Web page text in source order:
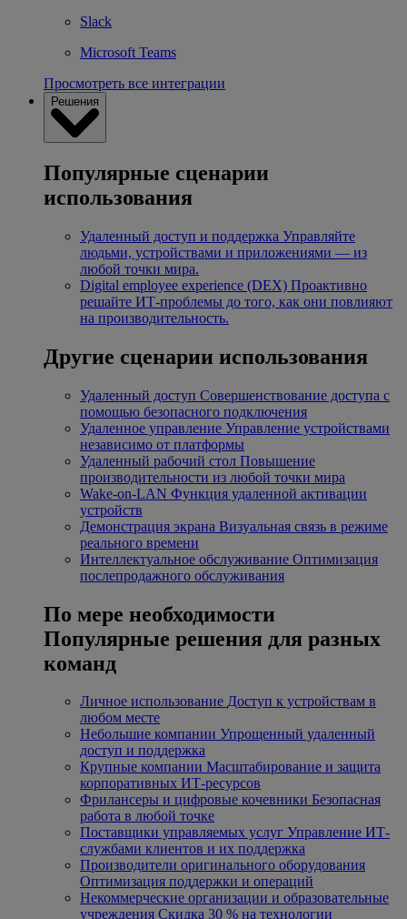
Slack
Microsoft Teams
Просмотреть все интеграции
Решения
Популярные сценарии
использования
Удаленный доступ и поддержка Управляйте
людьми, устройствами и приложениями — из
любой точки мира.
Digital employee experience (DEX) Проактивно
решайте ИТ-проблемы до того, как они повлияют
на производительность.
Другие сценарии использования
Удаленный доступ Совершенствование доступа с
помощью безопасного подключения
Удаленное управление Управление устройствами
независимо от платформы
Удаленный рабочий стол Повышение
производительности из любой точки мира
Wake-on-LAN Функция удаленной активации
устройств
Демонстрация экрана Визуальная связь в режиме
реального времени
Интеллектуальное обслуживание Оптимизация
послепродажного обслуживания
По мере необходимости
Популярные решения для разных
команд
Личное использование Доступ к устройствам в
любом месте
Небольшие компании Упрощенный удаленный
доступ и поддержка
Крупные компании Масштабирование и защита
корпоративных ИТ-ресурсов
Фрилансеры и цифровые кочевники Безопасная
работа в любой точке
Поставщики управляемых услуг Управление ИТ-
службами клиентов и их поддержка
Производители оригинального оборудования
Оптимизация поддержки и операций
Некоммерческие организации и образовательные
учреждения Скидка 30 % на технологии